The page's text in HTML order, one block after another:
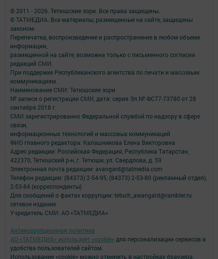
© 2011 - 2026. Тетюшские зори. Все права защищены.
© ТАТМЕДИА. Все материалы, размещенные на сайте, защищены
законом.
Перепечатка, воспроизведение и распространение в любом объеме
информации,
размещенной на сайте, возможна только с письменного согласия
редакций СМИ.
При поддержке Республиканского агентства по печати и массовым
коммуникациям.
Наименование СМИ: Тетюшские зори
№ записи о регистрации СМИ, дата: серия Эл № ФС77-73780 от 28
сентября 2018 г.
СМИ зарегистрированно Федеральной службой по надзору в сфере
связи,
информационных технологий и массовых коммуникаций
ФИО главного редактора: Калашникова Елена Викторовна
Адрес редакции: Российская Федерация, Республика Татарстан,
422370, Тетюшский р-н, г. Тетюши, ул. Свердлова, д. 59
Электронная почта редакции: avangard@tatmedia.com
Телефон редакции: (84373) 2-54-95, (84373) 2-53-80 (рекламный отдел),
2-53-84 (корреспонденты)
Для сообщений о фактах коррупции: tetuch_awangard@rambler.ru
сетевое издание
Учредитель СМИ: АО «ТАТМЕДИА»
Антикоррупционная политика
АО «ТАТМЕДИА» использует «cookie» для персонализации сервисов и
удобства пользователей сайтом.
Использование «cookie» можно отменить в настройках браузера.